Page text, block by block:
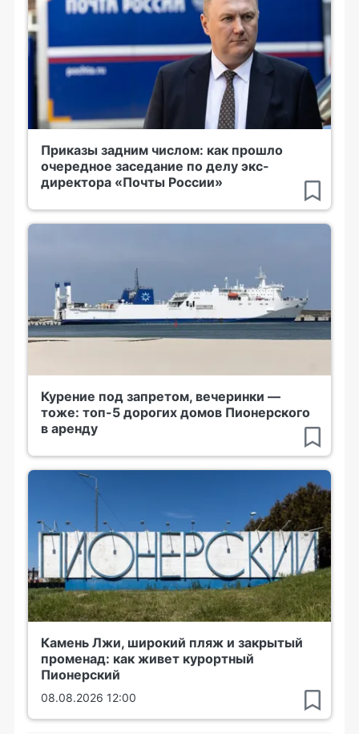
Приказы задним числом: как прошло
очередное заседание по делу экс-
директора «Почты России»
Курение под запретом, вечеринки —
тоже: топ-5 дорогих домов Пионерского
в аренду
Камень Лжи, широкий пляж и закрытый
променад: как живет курортный
Пионерский
08.08.2026 12:00